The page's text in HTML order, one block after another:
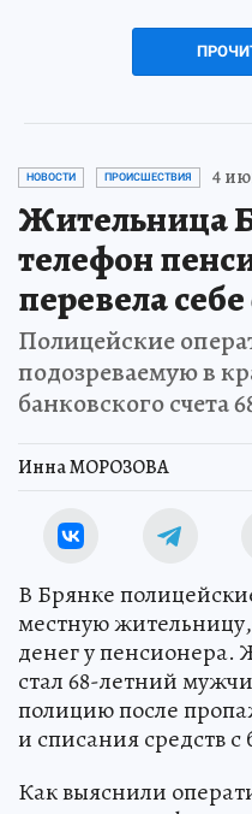
НОВОСТИ ПРОИСШЕСТВИЯ 4
Жительница
телефон
перевела
Полицейские
подозреваемую в
банковского счета
Инна МОРОЗОВА
В Брянке
местную
денег у пенсионера.
стал 68-летний
полицию после
и списания средств
Как выяснили